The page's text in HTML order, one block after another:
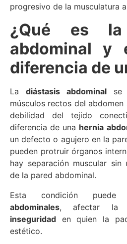
progresivo de la musculatura
¿Qué es la
abdominal y
diferencia de
La diástasis abdominalse
músculos rectos del
debilidad del tejido
diferencia de una hernia
un defecto o agujero en la
pueden protruir órganos
hay separación muscular
de la pared abdominal.
Esta condición
abdominales, afectar la
inseguridad en quien la
estético.